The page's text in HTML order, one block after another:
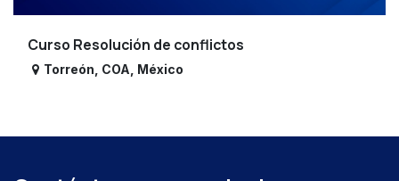
Curso Resolución de conflictos
Torreón COA México